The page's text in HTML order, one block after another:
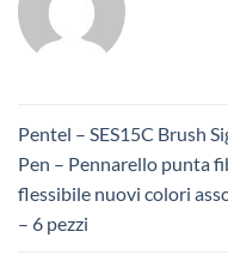
Pentel – SES15C Brush
Pen – Pennarello punta
flessibile nuovi colori
– 6 pezzi